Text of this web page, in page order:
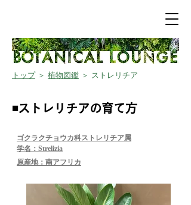
トップ＞ 植物図鑑 ＞ ストレリチア
◾️ストレリチアの育て方
​ゴクラクチョウカ科ストレリチア属
学名：Strelizia
​原産地：南アフリカ